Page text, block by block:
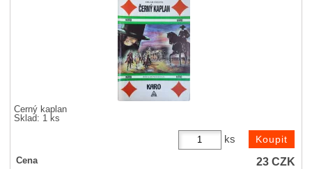
Černý kaplan
Sklad: 1 ks
ks
Cena 23CZK